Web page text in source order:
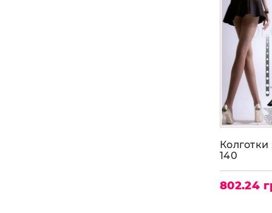
Колготки
140
802.24